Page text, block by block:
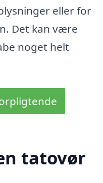
eller for
Det kan være
noget helt
tatovør